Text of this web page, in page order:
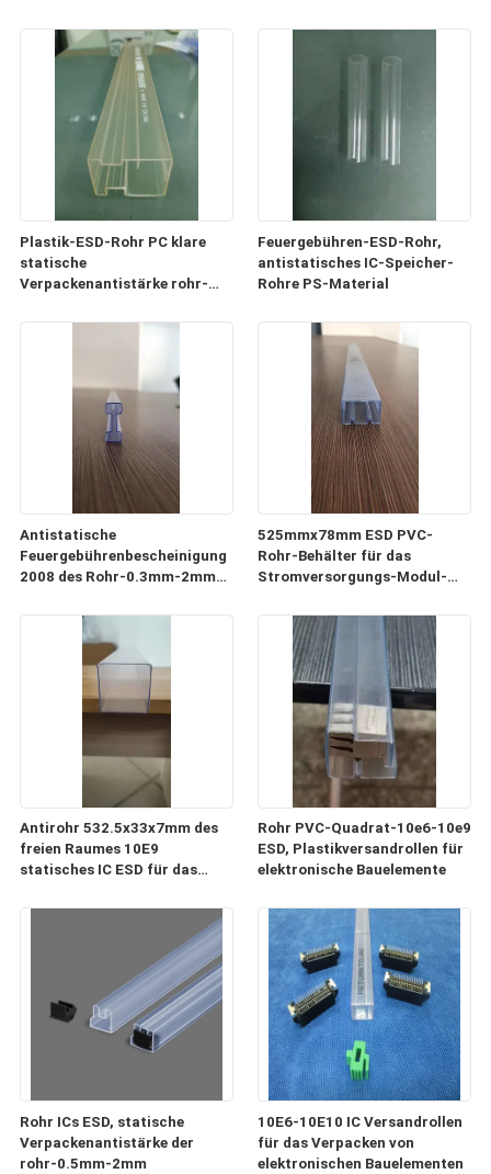
Plastik-ESD-Rohr PC klare
statische
Verpackenantistärke rohr-
Feuergebühren-ESD-Rohr,
antistatisches IC-Speicher-
Rohre PS-Material
Antistatische
Feuergebührenbescheinigung
2008 des Rohr-0.3mm-2mm
525mmx78mm ESD PVC-
Rohr-Behälter für das
Stromversorgungs-Modul-
Antirohr 532.5x33x7mm des
freien Raumes 10E9
statisches IC ESD für das
Rohr PVC-Quadrat-10e6-10e9
ESD, Plastikversandrollen für
elektronische Bauelemente
Rohr ICs ESD, statische
Verpackenantistärke der
rohr-0.5mm-2mm
10E6-10E10 IC Versandrollen
für das Verpacken von
elektronischen Bauelementen